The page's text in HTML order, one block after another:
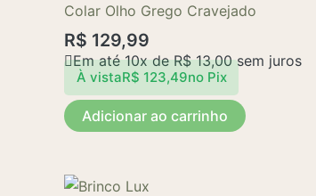
Colar Olho Grego Cravejado
R$ 129,99
Em até 10x deR$13,00sem juros
À vistaR$ 123,49no Pix
Adicionar ao carrinho